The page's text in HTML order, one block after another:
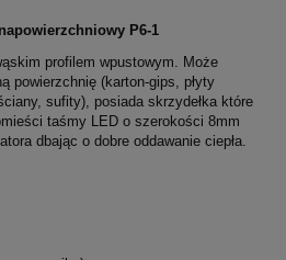
P6-1
profilem wpustowym. Może
powierzchnię (karton-gips, płyty
sufity), posiada skrzydełka które
taśmy LED o szerokości 8mm
dbając o dobre oddawanie ciepła.